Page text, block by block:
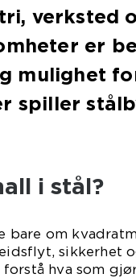
verksted
er
mulighet
spiller
i stål?
bare om
sikkerhet
hva som